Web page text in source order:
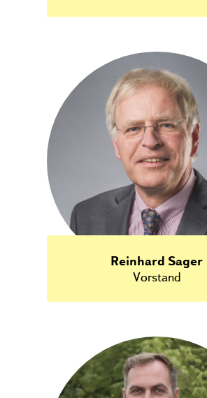
Reinhard Sager
Vorstand